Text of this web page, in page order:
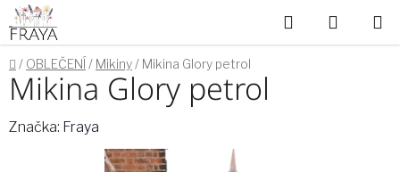
Přejít
na
obsah
Hledat
KOŠÍK
Domů
/ OBLEČENÍ / Mikiny/ Mikina Glory petrol
Mikina Glory petrol
Značka: Fraya